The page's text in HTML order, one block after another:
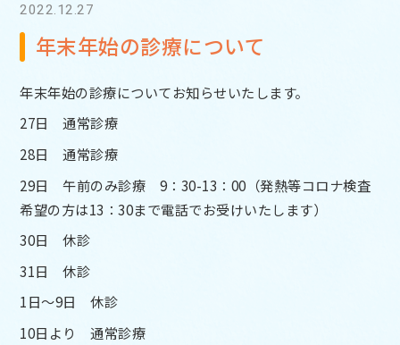
2022.12.27
年末年始の診療について
年末年始の診療についてお知らせいたします。
27日 通常診療
28日 通常診療
29日 午前のみ診療 9：30-13：00（発熱等コロナ検査
希望の方は13：30まで電話でお受けいたします）
30日 休診
31日 休診
1日～9日 休診
10日より 通常診療